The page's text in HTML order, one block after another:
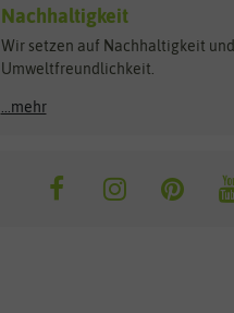
Nachhaltigkeit
Wir setzen auf Nachhaltigkeit und
Umweltfreundlichkeit.
...mehr